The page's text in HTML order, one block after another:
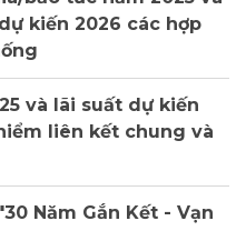
kiến 2026 các hợp
và lãi suất dự kiến
liên kết chung và
Năm Gắn Kết - Vạn